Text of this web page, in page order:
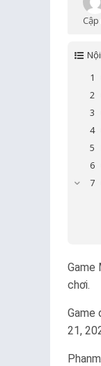
Game
chơi.
Game
21,